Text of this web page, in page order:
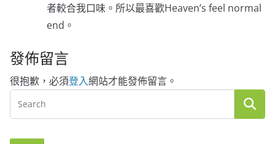
者較合我口味。所以最喜歡Heaven’s feel normal
end。
發佈留言
很抱歉，必須登入網站才能發佈留言。